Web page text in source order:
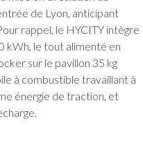
de Lyon, anticipant
rappel, le HYCITY intègre
kWh, le tout alimenté en
sur le pavillon 35 kg
à combustible travaillant à
énergie de traction, et